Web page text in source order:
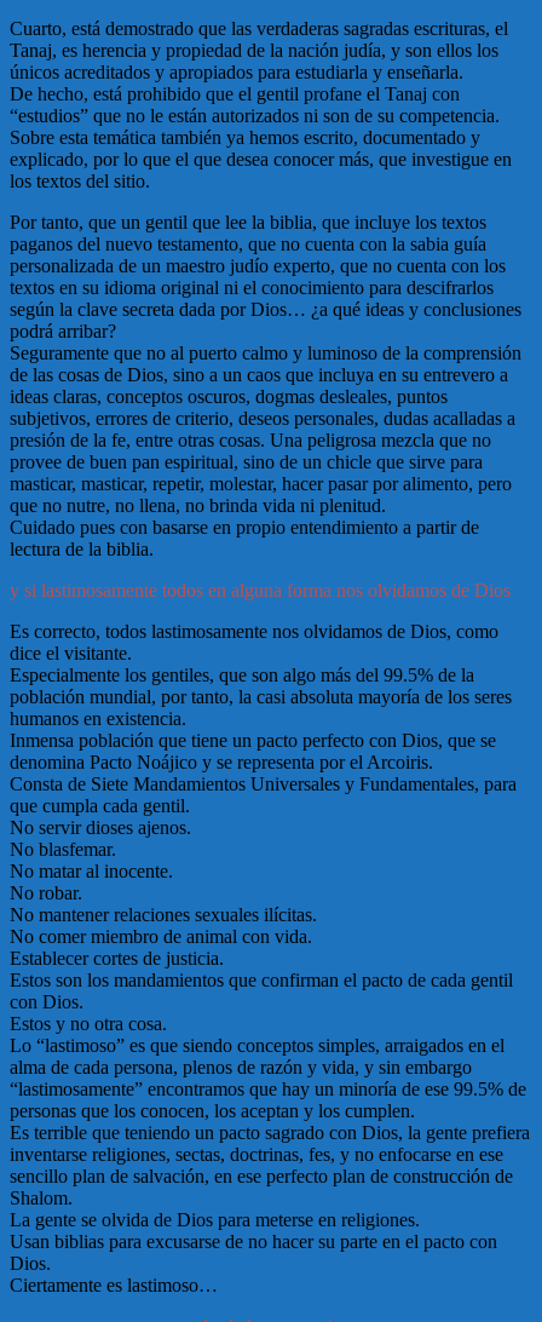
Cuarto, está demostrado que las verdaderas sagradas escrituras, el
Tanaj, es herencia y propiedad de la nación judía, y son ellos los
únicos acreditados y apropiados para estudiarla y enseñarla.
De hecho, está prohibido que el gentil profane el Tanaj con
“estudios” que no le están autorizados ni son de su competencia.
Sobre esta temática también ya hemos escrito, documentado y
explicado, por lo que el que desea conocer más, que investigue en
los textos del sitio.
Por tanto, que un gentil que lee la biblia, que incluye los textos
paganos del nuevo testamento, que no cuenta con la sabia guía
personalizada de un maestro judío experto, que no cuenta con los
textos en su idioma original ni el conocimiento para descifrarlos
según la clave secreta dada por Dios… ¿a qué ideas y conclusiones
podrá arribar?
Seguramente que no al puerto calmo y luminoso de la comprensión
de las cosas de Dios, sino a un caos que incluya en su entrevero a
ideas claras, conceptos oscuros, dogmas desleales, puntos
subjetivos, errores de criterio, deseos personales, dudas acalladas a
presión de la fe, entre otras cosas. Una peligrosa mezcla que no
provee de buen pan espiritual, sino de un chicle que sirve para
masticar, masticar, repetir, molestar, hacer pasar por alimento, pero
que no nutre, no llena, no brinda vida ni plenitud.
Cuidado pues con basarse en propio entendimiento a partir de
lectura de la biblia.
y si lastimosamente todos en alguna forma nos olvidamos de Dios
Es correcto, todos lastimosamente nos olvidamos de Dios, como
dice el visitante.
Especialmente los gentiles, que son algo más del 99.5% de la
población mundial, por tanto, la casi absoluta mayoría de los seres
humanos en existencia.
Inmensa población que tiene un pacto perfecto con Dios, que se
denomina Pacto Noájico y se representa por el Arcoiris.
Consta de Siete Mandamientos Universales y Fundamentales, para
que cumpla cada gentil.
No servir dioses ajenos.
No blasfemar.
No matar al inocente.
No robar.
No mantener relaciones sexuales ilícitas.
No comer miembro de animal con vida.
Establecer cortes de justicia.
Estos son los mandamientos que confirman el pacto de cada gentil
con Dios.
Estos y no otra cosa.
Lo “lastimoso” es que siendo conceptos simples, arraigados en el
alma de cada persona, plenos de razón y vida, y sin embargo
“lastimosamente” encontramos que hay un minoría de ese 99.5% de
personas que los conocen, los aceptan y los cumplen.
Es terrible que teniendo un pacto sagrado con Dios, la gente prefiera
inventarse religiones, sectas, doctrinas, fes, y no enfocarse en ese
sencillo plan de salvación, en ese perfecto plan de construcción de
Shalom.
La gente se olvida de Dios para meterse en religiones.
Usan biblias para excusarse de no hacer su parte en el pacto con
Dios.
Ciertamente es lastimoso…